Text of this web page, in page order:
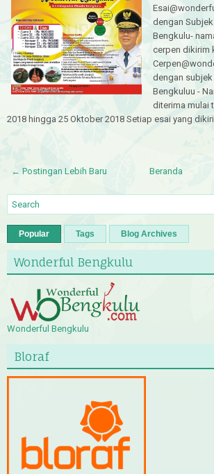
dengan
Bengkulu-
cerpen dikirim
dengan subjek
Bengkuluu -
diterima mulai
2018 hingga 25 Oktober 2018 Setiap esai yang
← Postingan Lebih Baru Beranda
Popular Tags Blog Archives
Wonderful Bengkulu
Wonderful Bengkulu
Bloraf